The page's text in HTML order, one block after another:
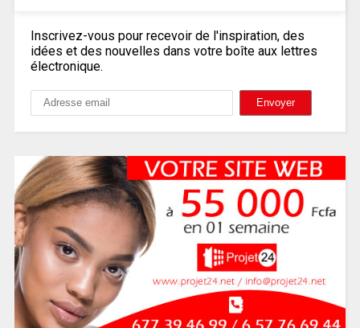
Inscrivez-vous pour recevoir de l'inspiration, des
idées et des nouvelles dans votre boîte aux lettres
électronique.